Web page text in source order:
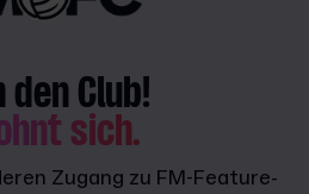
den Club!
sich.
Zugang zu FM-Feature-